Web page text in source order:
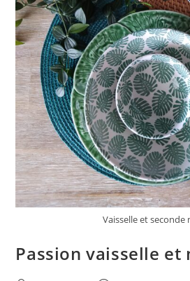
Vaisselle et seconde
Passion vaisselle